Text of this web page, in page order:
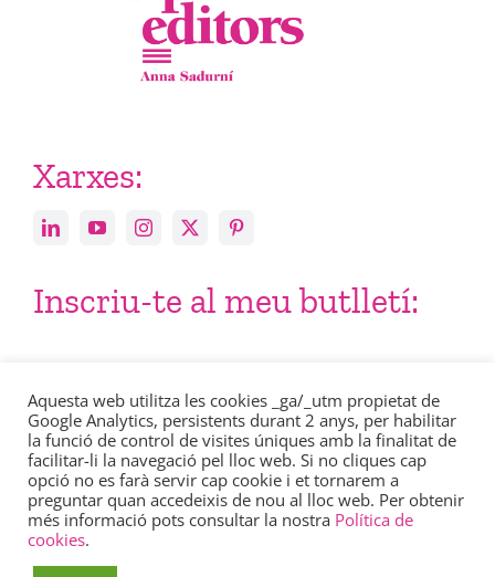
Xarxes:
Inscriu-te al meu butlletí:
Consulta en aquest enllaç la nostrapolítica de privacitat.
Aquesta web utilitza les cookies _ga/_utm propietat de
Google Analytics, persistents durant 2 anys, per habilitar
la funció de control de visites úniques amb la finalitat de
facilitar-li la navegació pel lloc web. Si no cliques cap
opció no es farà servir cap cookie i et tornarem a
preguntar quan accedeixis de nou al lloc web. Per obtenir
més informació pots consultar la nostra Política de
cookies.